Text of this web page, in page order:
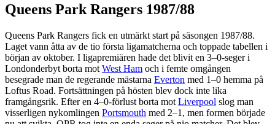
Queens Park Rangers 1987/88
Queens Park Rangers fick en utmärkt start på säsongen 1987/88.
Laget vann åtta av de tio första ligamatcherna och toppade tabellen i
början av oktober. I ligapremiären hade det blivit en 3–0-seger i
Londonderbyt borta mot West Ham och i femte omgången
besegrade man de regerande mästarna Everton med 1–0 hemma på
Loftus Road. Fortsättningen på hösten blev dock inte lika
framgångsrik. Efter en 4–0-förlust borta mot Liverpool slog man
visserligen nykomlingen Portsmouth med 2–1, men formen började